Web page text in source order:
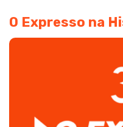
O Expresso na